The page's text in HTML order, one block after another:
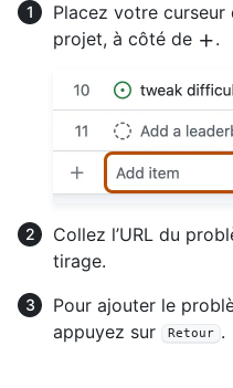
Placez votre curseur
projet, à côté de
.
Collez l’URL du
tirage.
Pour ajouter le
appuyez sur
Retour .